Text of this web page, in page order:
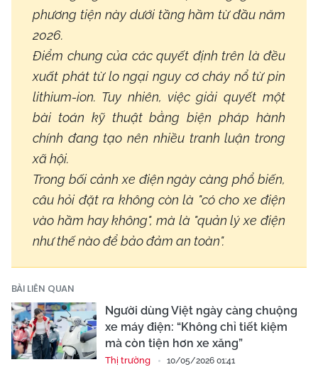
phương tiện này dưới tầng hầm từ đầu năm
2026.
Điểm chung của các quyết định trên là đều
xuất phát từ lo ngại nguy cơ cháy nổ từ pin
lithium-ion. Tuy nhiên, việc giải quyết một
bài toán kỹ thuật bằng biện pháp hành
chính đang tạo nên nhiều tranh luận trong
xã hội.
Trong bối cảnh xe điện ngày càng phổ biến,
câu hỏi đặt ra không còn là "có cho xe điện
vào hầm hay không", mà là "quản lý xe điện
như thế nào để bảo đảm an toàn".
BÀI LIÊN QUAN
Người dùng Việt ngày càng chuộng
xe máy điện: “Không chỉ tiết kiệm
mà còn tiện hơn xe xăng”
Thị trường 10/05/2026 01:41